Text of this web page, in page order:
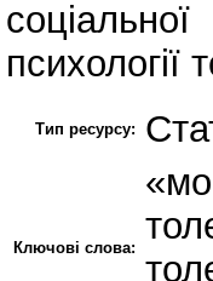
соціальної
психології
Тип ресурсу:
Ключові слова: